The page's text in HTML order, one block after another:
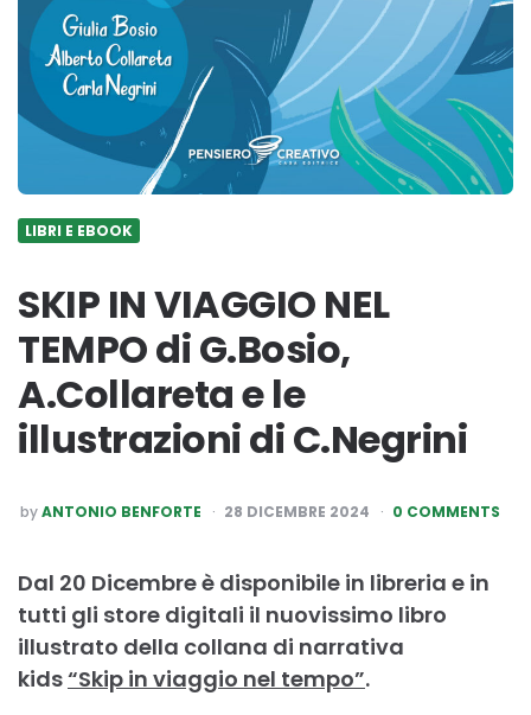
LIBRI E EBOOK
SKIP IN VIAGGIO NEL
TEMPO di G.Bosio,
A.Collareta e le
illustrazioni di C.Negrini
POSTED
BY
byANTONIO BENFORTE 28 DICEMBRE 2024 0 COMMENTS
Dal 20 Dicembre è disponibile in libreria e in
tutti gli store digitali il nuovissimo libro
illustrato della collana di narrativa
kids“Skip in viaggio nel tempo”.